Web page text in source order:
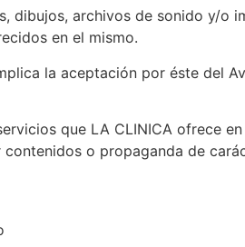
dibujos, archivos de sonido y/o
en el mismo.
la aceptación por éste del
que LA CLINICA ofrece
o propaganda de